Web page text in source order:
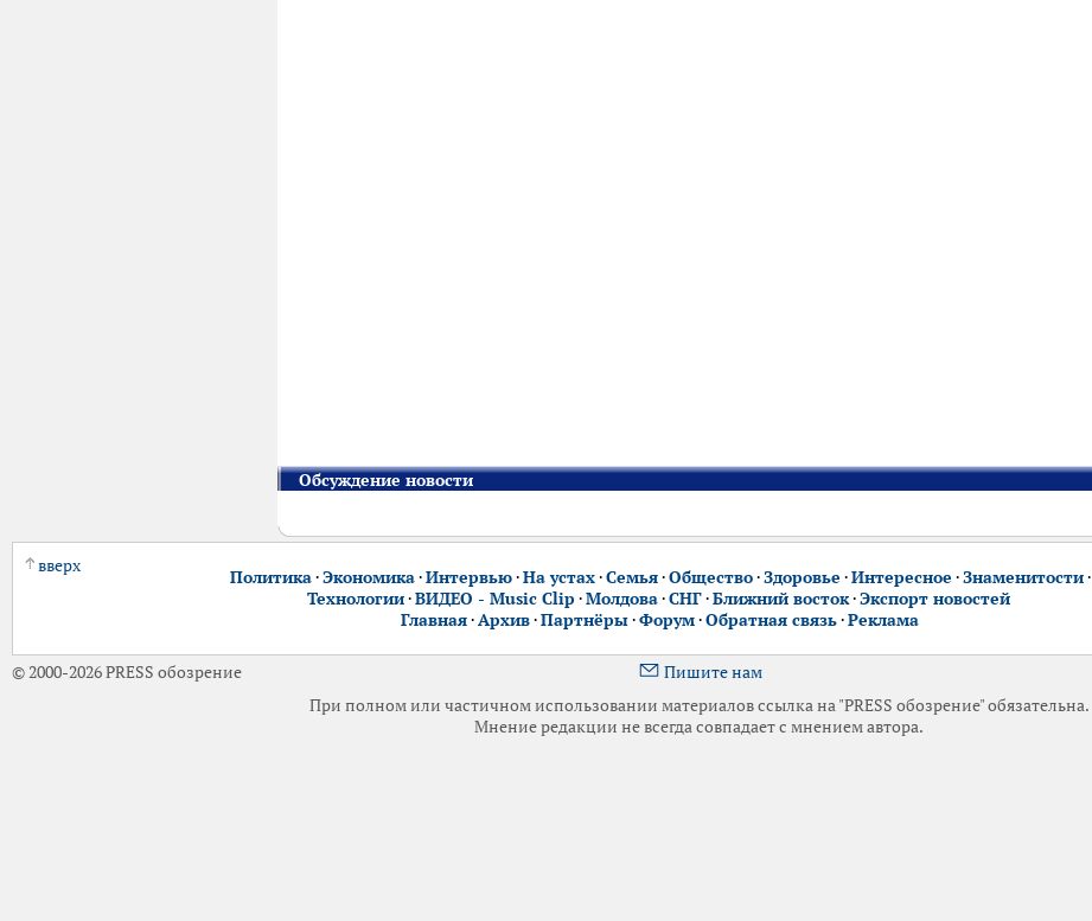
Обсуждение новости
вверх
Политика·Экономика·Интервью·На устах·Семья·Общество·Здоровье ·Интересное ·Знаменитости·
Технологии·ВИДЕО - Music Clip ·Молдова·СНГ·Ближний восток·Экспорт новостей
Главная·Архив·Партнёры·Форум·Обратная связь·Реклама
© 2000-2026 PRESS обозрение
Пишите нам
При полном или частичном использовании материалов ссылка на "PRESS обозрение" обязательна.
Мнение редакции не всегда совпадает с мнением автора.